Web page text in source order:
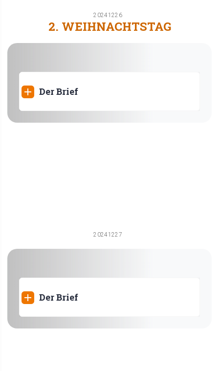
20241226
2. WEIHNACHTSTAG
Der Brief
20241227
Der Brief